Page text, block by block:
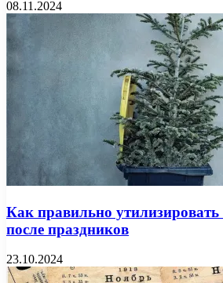
08.11.2024
Как правильно
после праздников
23.10.2024